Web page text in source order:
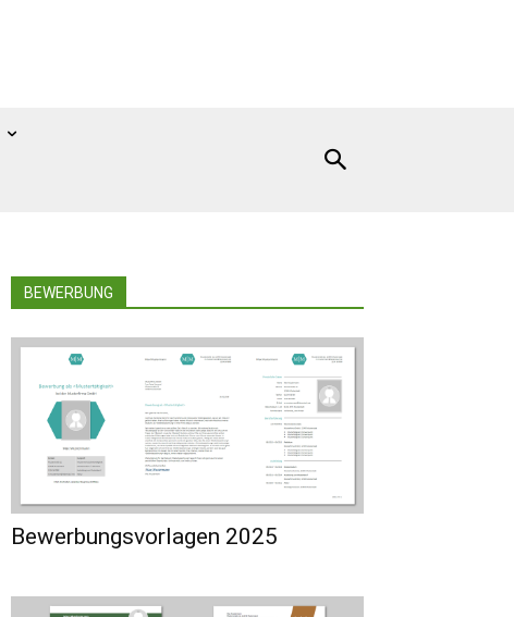
BEWERBUNG
Bewerbungsvorlagen 2025